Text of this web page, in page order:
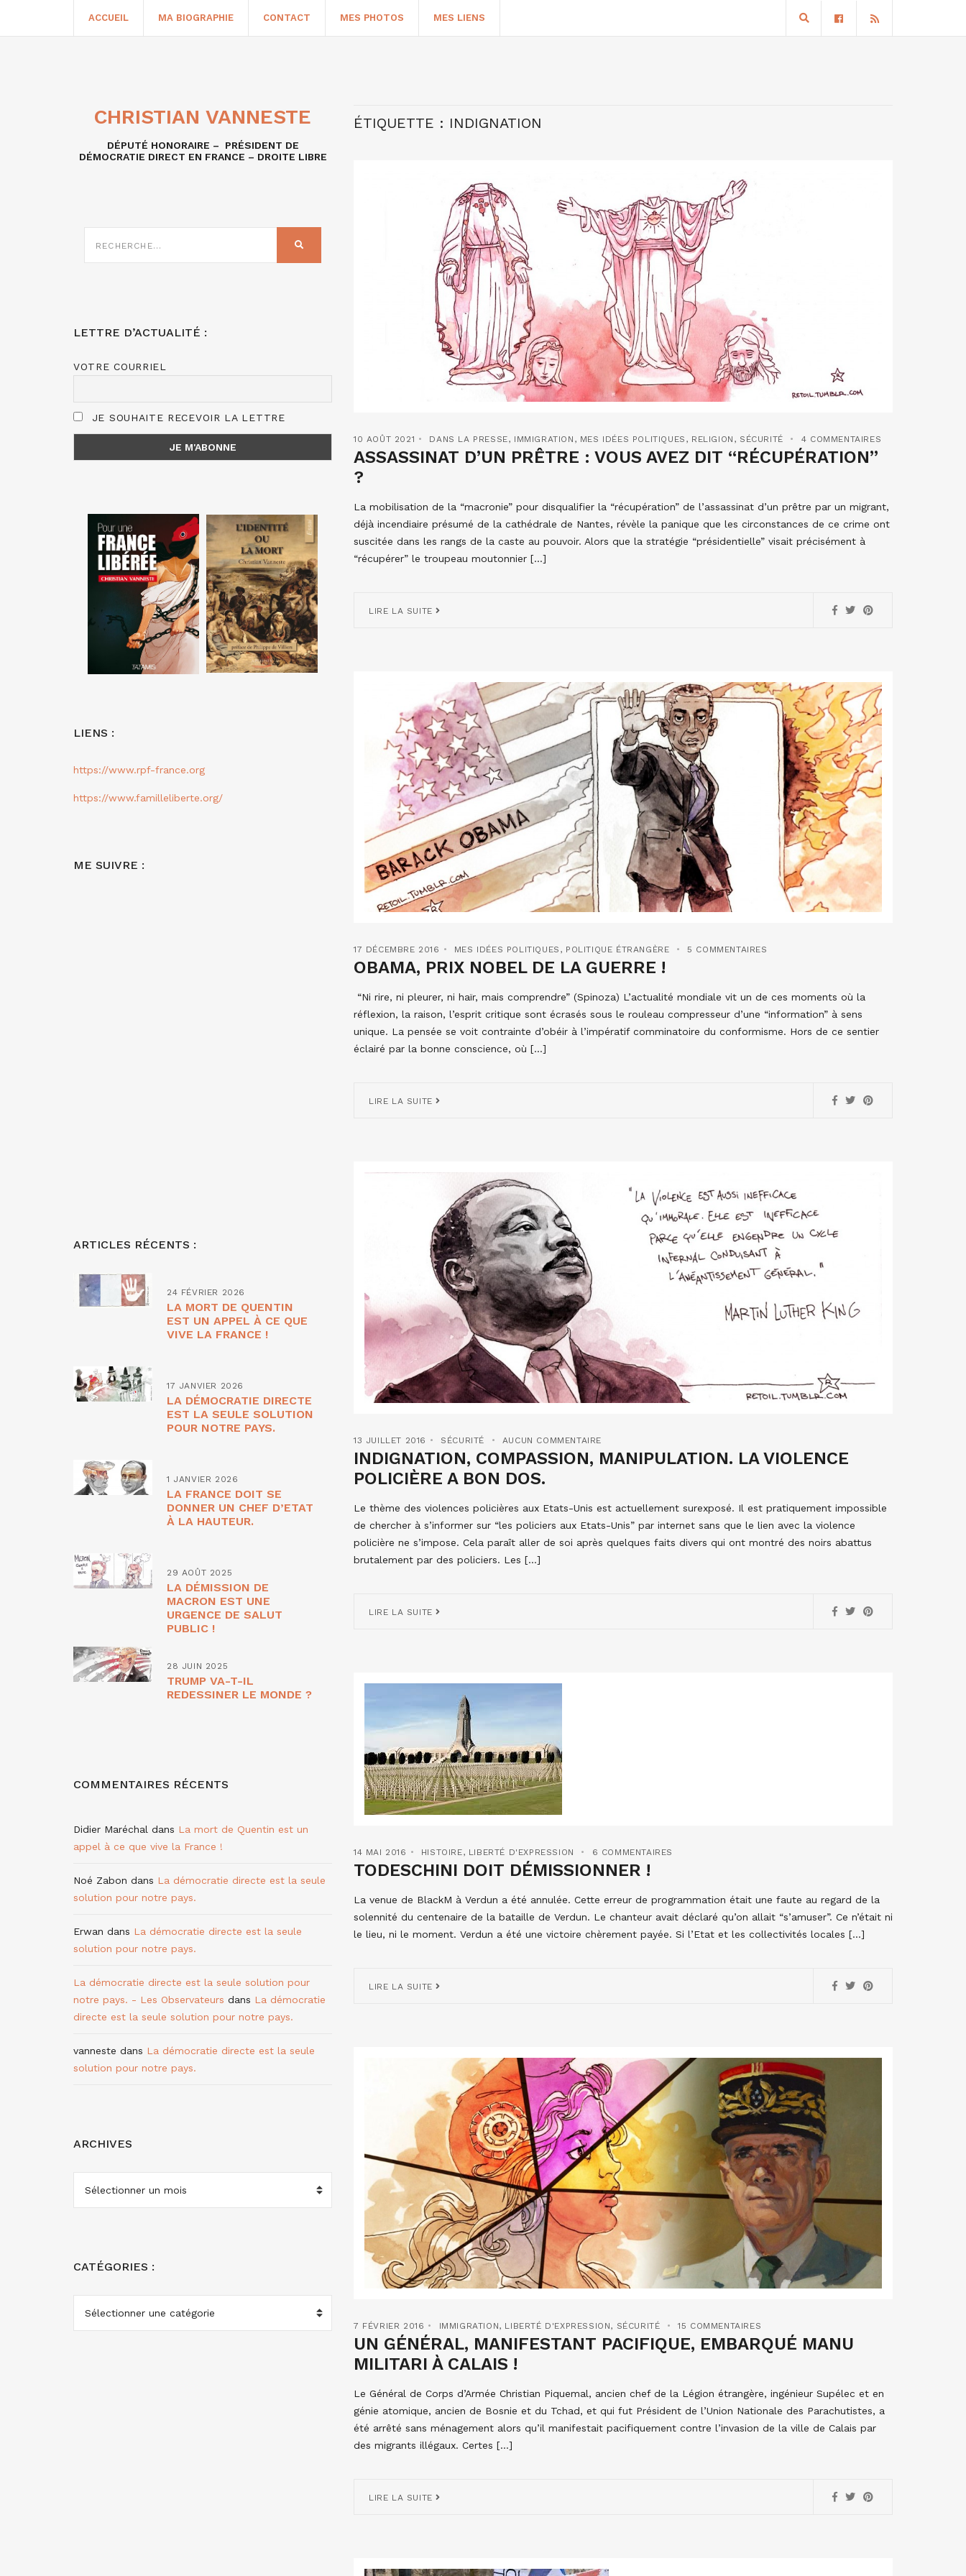
ACCUEIL MA BIOGRAPHIE CONTACT MES PHOTOS MES LIENS
ÉTIQUETTE : INDIGNATION
10 AOÛT 2021 DANS LA PRESSE, IMMIGRATION , MES IDÉES POLITIQUES , RELIGION , SÉCURITÉ 4 COMMENTAIRES
ASSASSINAT D’UN PRÊTRE : VOUS AVEZ DIT “RÉCUPÉRATION”
?
La mobilisation de la “macronie” pour disqualifier la “récupération” de l’assassinat d’un prêtre par un migrant,
déjà incendiaire présumé de la cathédrale de Nantes, révèle la panique que les circonstances de ce crime ont
suscitée dans les rangs de la caste au pouvoir. Alors que la stratégie “présidentielle” visait précisément à
“récupérer” le troupeau moutonnier […]
LIRE LA SUITE
17 DÉCEMBRE 2016 MES IDÉES POLITIQUES , POLITIQUE ÉTRANGÈRE 5 COMMENTAIRES
OBAMA, PRIX NOBEL DE LA GUERRE !
“Ni rire, ni pleurer, ni haïr, mais comprendre” (Spinoza) L’actualité mondiale vit un de ces moments où la
réflexion, la raison, l’esprit critique sont écrasés sous le rouleau compresseur d’une “information” à sens
unique. La pensée se voit contrainte d’obéir à l’impératif comminatoire du conformisme. Hors de ce sentier
éclairé par la bonne conscience, où […]
LIRE LA SUITE
13 JUILLET 2016 SÉCURITÉ AUCUN COMMENTAIRE
INDIGNATION, COMPASSION, MANIPULATION. LA VIOLENCE
POLICIÈRE A BON DOS.
Le thème des violences policières aux Etats-Unis est actuellement surexposé. Il est pratiquement impossible
de chercher à s’informer sur “les policiers aux Etats-Unis” par internet sans que le lien avec la violence
policière ne s’impose. Cela paraît aller de soi après quelques faits divers qui ont montré des noirs abattus
brutalement par des policiers. Les […]
LIRE LA SUITE
14 MAI 2016 HISTOIRE, LIBERTÉ D'EXPRESSION 6 COMMENTAIRES
TODESCHINI DOIT DÉMISSIONNER !
La venue de BlackM à Verdun a été annulée. Cette erreur de programmation était une faute au regard de la
solennité du centenaire de la bataille de Verdun. Le chanteur avait déclaré qu’on allait “s’amuser”. Ce n’était ni
le lieu, ni le moment. Verdun a été une victoire chèrement payée. Si l’Etat et les collectivités locales […]
LIRE LA SUITE
7 FÉVRIER 2016 IMMIGRATION, LIBERTÉ D'EXPRESSION, SÉCURITÉ 15 COMMENTAIRES
UN GÉNÉRAL, MANIFESTANT PACIFIQUE, EMBARQUÉ MANU
MILITARI À CALAIS !
Le Général de Corps d’Armée Christian Piquemal, ancien chef de la Légion étrangère, ingénieur Supélec et en
génie atomique, ancien de Bosnie et du Tchad, et qui fut Président de l’Union Nationale des Parachutistes, a
été arrêté sans ménagement alors qu’il manifestait pacifiquement contre l’invasion de la ville de Calais par
des migrants illégaux. Certes […]
LIRE LA SUITE
CHRISTIAN VANNESTE
DÉPUTÉ HONORAIRE – PRÉSIDENT DE
DÉMOCRATIE DIRECT EN FRANCE – DROITE LIBRE
SUR
LETTRE D’ACTUALITÉ :
VOTRE COURRIEL
JE SOUHAITE RECEVOIR LA LETTRE
LIENS :
https://www.rpf-france.org
https://www.familleliberte.org/
ME SUIVRE :
ARTICLES RÉCENTS :
24 FÉVRIER 2026
LA MORT DE QUENTIN
EST UN APPEL À CE QUE
VIVE LA FRANCE !
17 JANVIER 2026
LA DÉMOCRATIE DIRECTE
EST LA SEULE SOLUTION
POUR NOTRE PAYS.
1 JANVIER 2026
LA FRANCE DOIT SE
DONNER UN CHEF D’ETAT
À LA HAUTEUR.
29 AOÛT 2025
LA DÉMISSION DE
MACRON EST UNE
URGENCE DE SALUT
PUBLIC !
28 JUIN 2025
TRUMP VA-T-IL
REDESSINER LE MONDE ?
COMMENTAIRES RÉCENTS
Didier Maréchal dans La mort de Quentin est un
appel à ce que vive la France !
Noé Zabon dans La démocratie directe est la seule
solution pour notre pays.
Erwan dans La démocratie directe est la seule
solution pour notre pays.
La démocratie directe est la seule solution pour
notre pays. - Les Observateurs dans La démocratie
directe est la seule solution pour notre pays.
vanneste dans La démocratie directe est la seule
solution pour notre pays.
ARCHIVES
ARCHIVES
CATÉGORIES :
CATÉGORIES